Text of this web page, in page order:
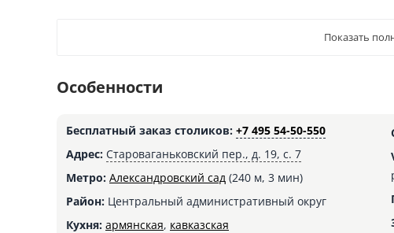
Показать
Особенности
Бесплатный заказ столиков: +7 495 54-50-550
Адрес: Староваганьковский пер., д. 19, с. 7
Метро: Александровский сад (240 м, 3 мин)
Район: Центральный административный округ
Кухня: армянская, кавказская